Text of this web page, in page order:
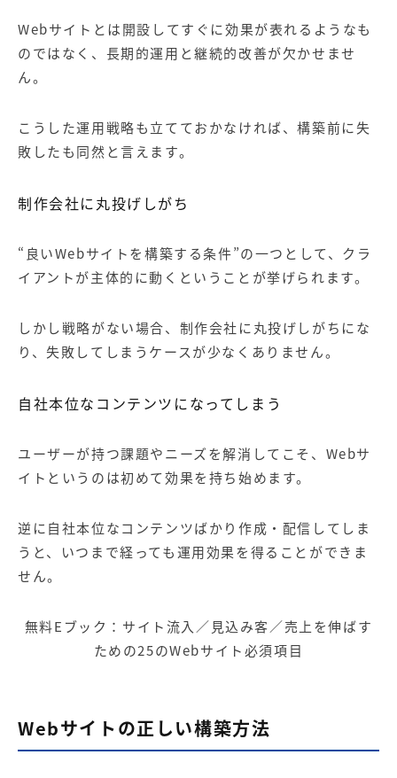
Webサイトとは開設してすぐに効果が表れるようなも
のではなく、長期的運用と継続的改善が欠かせませ
ん。
こうした運用戦略も立てておかなければ、構築前に失
敗したも同然と言えます。
制作会社に丸投げしがち
“良いWebサイトを構築する条件”の一つとして、クラ
イアントが主体的に動くということが挙げられます。
しかし戦略がない場合、制作会社に丸投げしがちにな
り、失敗してしまうケースが少なくありません。
自社本位なコンテンツになってしまう
ユーザーが持つ課題やニーズを解消してこそ、 Webサ
イトというのは初めて効果を持ち始めます。
逆に自社本位なコンテンツばかり作成・配信してしま
うと、いつまで経っても運用効果を得ることができま
せん。
無料Eブック：サイト流入／見込み客／売上を伸ばす
ための25のWebサイト必須項目
Webサイトの正しい構築方法